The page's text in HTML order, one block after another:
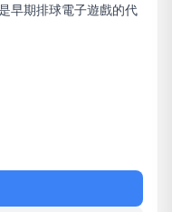
早期排球電子遊戲的代